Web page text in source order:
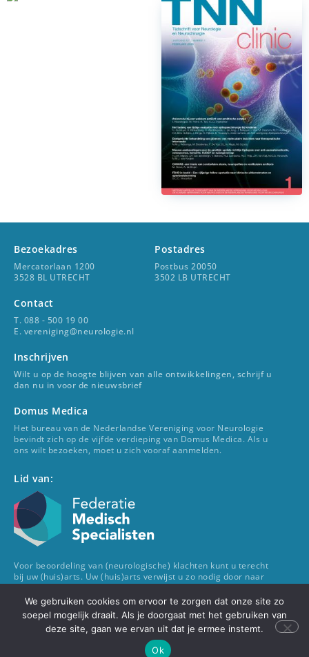
Bezoekadres
Mercatorlaan 1200
3528 BL UTRECHT
Postadres
Postbus 20050
3502 LB UTRECHT
Contact
T. 088 - 500 19 00
E. vereniging@neurologie.nl
Inschrijven
Wilt u op de hoogte blijven van alle ontwikkelingen, schrijf u
dan nu in voor de nieuwsbrief
Domus Medica
Het bureau van de Nederlandse Vereniging voor Neurologie
bevindt zich op de vijfde verdieping van Domus Medica. Als u
ons wilt bezoeken, moet u zich vooraf aanmelden.
Lid van:
Voor beoordeling van (neurologische) klachten kunt u terecht
bij uw (huis)arts. Uw (huis)arts verwijst u zo nodig door naar
een neuroloog. De NVN speelt hierin geen rol.
© 2022 Nederlandse Vereniging voor Neurologie
Privacyverklaring
We gebruiken cookies om ervoor te zorgen dat onze site zo
soepel mogelijk draait. Als je doorgaat met het gebruiken van
deze site, gaan we ervan uit dat je ermee instemt.
Ok